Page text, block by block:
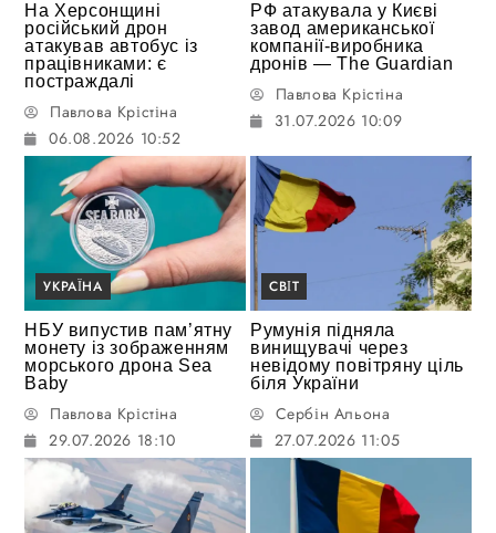
На Херсонщині
російський дрон
атакував автобус із
працівниками: є
постраждалі
Павлова Крістіна
06.08.2026 10:52
РФ атакувала у Києві
завод американської
компанії-виробника
дронів — The Guardian
Павлова Крістіна
31.07.2026 10:09
УКРАЇНА
НБУ випустив пам’ятну
монету із зображенням
морського дрона Sea
Baby
Павлова Крістіна
29.07.2026 18:10
СВІТ
Румунія підняла
винищувачі через
невідому повітряну ціль
біля України
Сербін Альона
27.07.2026 11:05